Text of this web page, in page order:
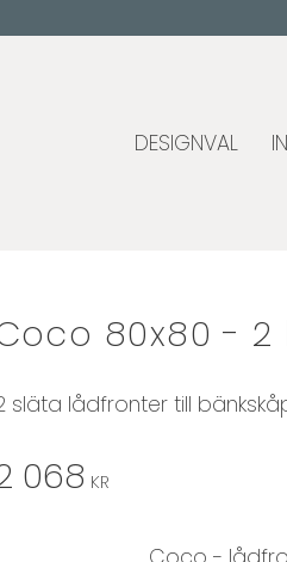
DESIGNVAL
80x80 -
släta lådfronter till
068 KR